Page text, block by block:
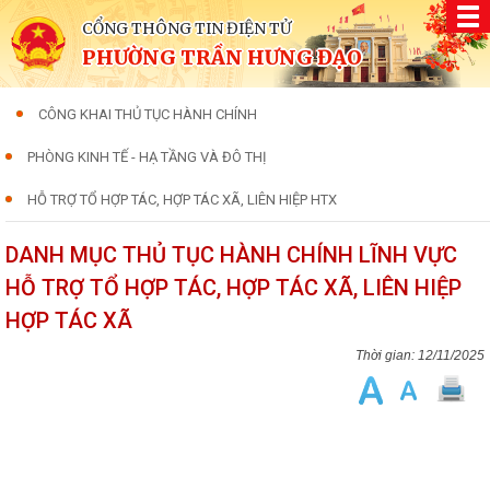
CỔNG THÔNG TIN ĐIỆN TỬ
PHƯỜNG TRẦN HƯNG ĐẠO
CÔNG KHAI THỦ TỤC HÀNH CHÍNH
PHÒNG KINH TẾ - HẠ TẦNG VÀ ĐÔ THỊ
HỖ TRỢ TỔ HỢP TÁC, HỢP TÁC XÃ, LIÊN HIỆP HTX
DANH MỤC THỦ TỤC HÀNH CHÍNH LĨNH VỰC
HỖ TRỢ TỔ HỢP TÁC, HỢP TÁC XÃ, LIÊN HIỆP
HỢP TÁC XÃ
12/11/2025